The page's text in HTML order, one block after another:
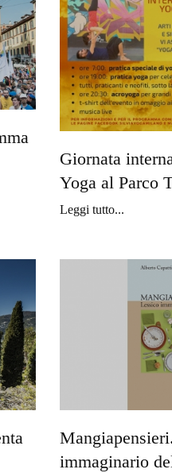
Giornata
Yoga al Parco
Leggi tutto...
immaginario